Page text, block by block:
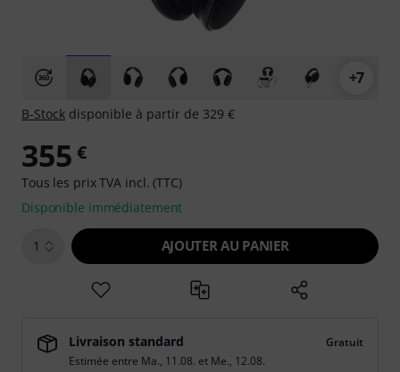
+7
B-Stock disponible à partir de 329 €
355 €
Tous les prix TVA incl. (TTC)
Disponible immédiatement
1 AJOUTER AU PANIER
Livraison standard
Gratuit
Estimée entre Ma., 11.08. et Me., 12.08.